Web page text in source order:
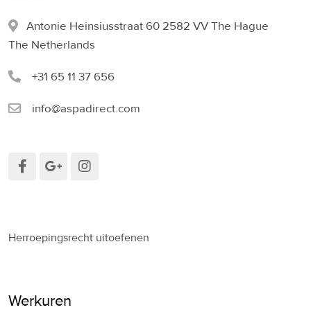
Antonie Heinsiusstraat 60 2582 VV The Hague
The Netherlands
+31 65 11 37 656
info@aspadirect.com
Herroepingsrecht uitoefenen
Werkuren